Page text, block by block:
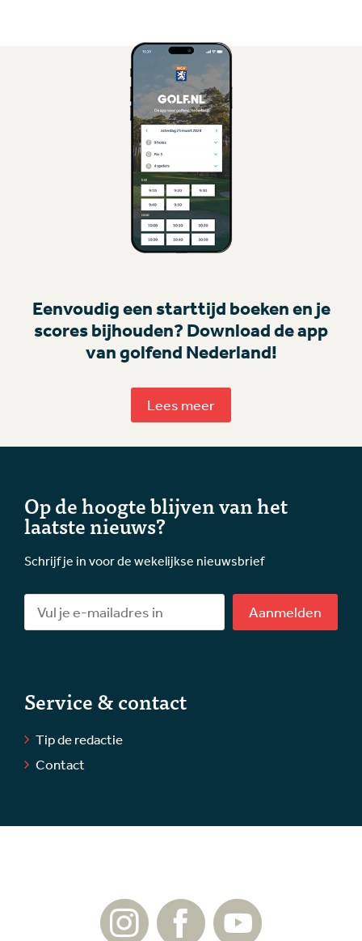
Eenvoudig een starttijd boeken en je
scores bijhouden? Download de app
van golfend Nederland!
Lees meer
Op de hoogte blijven van het
laatste nieuws?
Schrijf je in voor de wekelijkse nieuwsbrief
Aanmelden
Service & contact
Tip de redactie
Contact